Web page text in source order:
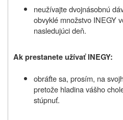
neužívajte dvojnásobnú
obvyklé množstvo INEGY
nasledujúci deň.
Ak prestanete užívať INEGY:
obráťte sa, prosím, na
pretože hladina vášho
stúpnuť.